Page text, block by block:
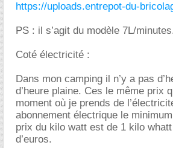
https://uploads.entrepot-du-
PS : il s’agit du modèle 7L/
Coté électricité :
Dans mon camping il n’y a pas
d’heure plaine. Ces le même prix
moment où je prends de
abonnement électrique le
prix du kilo watt est de 1 kilo
d’euros.